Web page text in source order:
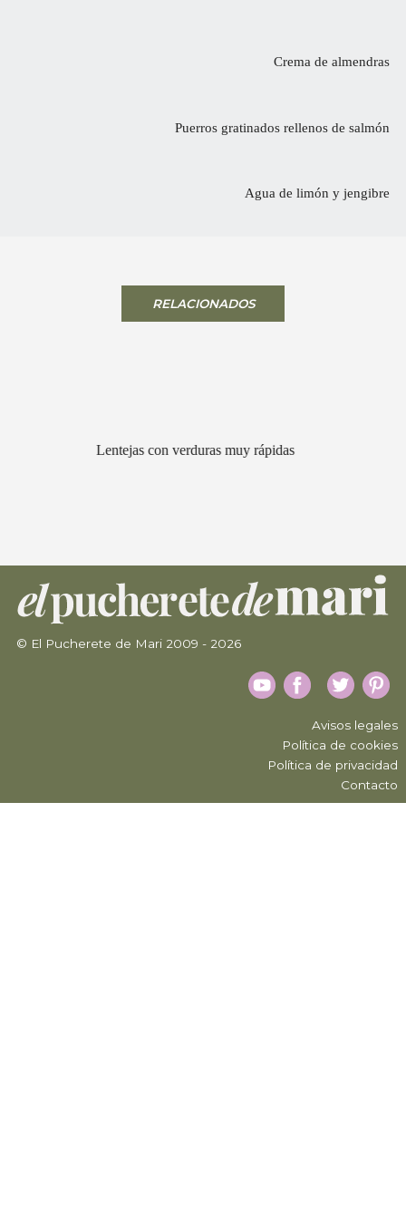
Crema de almendras
Puerros gratinados rellenos de salmón
Agua de limón y jengibre
RELACIONADOS
Lentejas con verduras muy rápidas
© El Pucherete de Mari 2009 - 2026
Avisos legales
Política de cookies
Política de privacidad
Contacto